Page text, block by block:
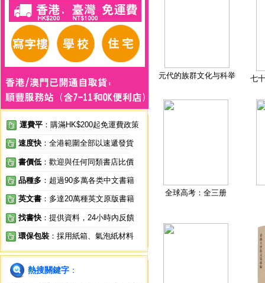
運費平 ：購滿HK$200起免運費政策
速度快 ：全港範圍全部以速遞發貨
書價低 ：歡迎與任何同類書店比價
品種多 ：超過90多萬各类中文書籍
英文書 ：多達20萬種英文原版書籍
找書快 ：提供資料，24小時內反饋
環保包裝 ：採用紙箱、氣泡紙材料
熱搜關鍵字 ：
元代的族群文化与科举 七
全球高考：全三册